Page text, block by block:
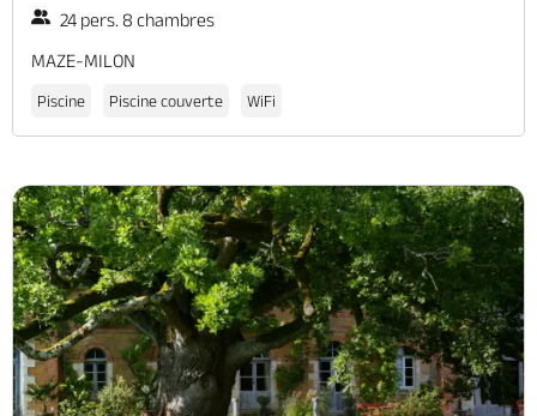
24 pers. 8 chambres
MAZE-MILON
Piscine Piscine couverte WiFi